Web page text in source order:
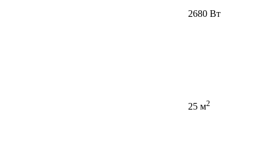
2680 Вт
25 м2